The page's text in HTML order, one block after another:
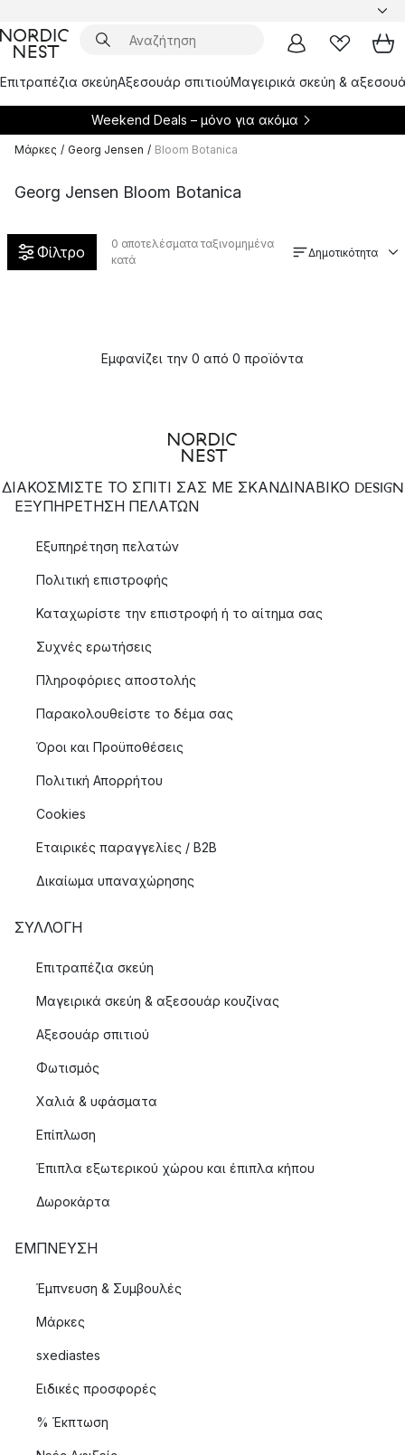
Επιτραπέζια σκεύηΑξεσουάρ σπιτιούΜαγειρικά σκεύη &
Weekend Deals – μόνο για ακόμα
Μάρκες / Georg Jensen / Bloom Botanica
Georg Jensen Bloom Botanica
Φίλτρο 0 αποτελέσματα ταξινομημένα
κατά
Δημοτικότητα
Εμφανίζει την 0 από 0 προϊόντα
ΔΙΑΚΟΣΜΙΣΤΕ ΤΟ ΣΠΙΤΙ ΣΑΣ ΜΕ ΣΚΑΝΔΙΝΑΒΙΚΟ DESIGN
ΕΞΥΠΗΡΈΤΗΣΗ ΠΕΛΑΤΏΝ
Εξυπηρέτηση πελατών
Πολιτική επιστροφής
Καταχωρίστε την επιστροφή ή το αίτημα σας
Συχνές ερωτήσεις
Πληροφόριες αποστολής
Παρακολουθείστε το δέμα σας
Όροι και Προϋποθέσεις
Πολιτική Απορρήτου
Cookies
Εταιρικές παραγγελίες / B2B
Δικαίωμα υπαναχώρησης
ΣΥΛΛΟΓΉ
Επιτραπέζια σκεύη
Μαγειρικά σκεύη & αξεσουάρ κουζίνας
Αξεσουάρ σπιτιού
Φωτισμός
Χαλιά & υφάσματα
Επίπλωση
Έπιπλα εξωτερικού χώρου και έπιπλα κήπου
Δωροκάρτα
ΈΜΠΝΕΥΣΗ
Έμπνευση & Συμβουλές
Μάρκες
sxediastes
Ειδικές προσφορές
% Έκπτωση